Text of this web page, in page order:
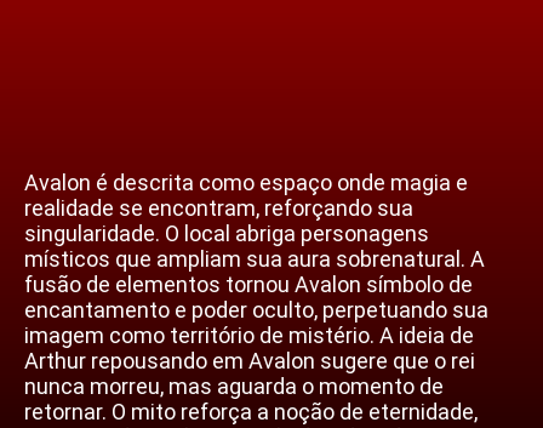
Avalon é descrita como espaço onde magia e
realidade se encontram, reforçando sua
singularidade. O local abriga personagens
místicos que ampliam sua aura sobrenatural. A
fusão de elementos tornou Avalon símbolo de
encantamento e poder oculto, perpetuando sua
imagem como território de mistério. A ideia de
Arthur repousando em Avalon sugere que o rei
nunca morreu, mas aguarda o momento de
retornar. O mito reforça a noção de eternidade,